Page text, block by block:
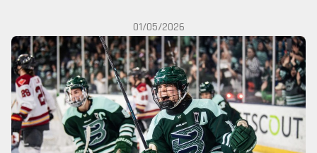
01/05/2026